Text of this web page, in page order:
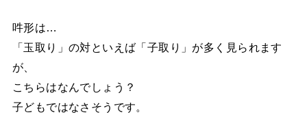
吽形は…
「玉取り」の対といえば「子取り」が多く見られます
が、
こちらはなんでしょう？
子どもではなさそうです。